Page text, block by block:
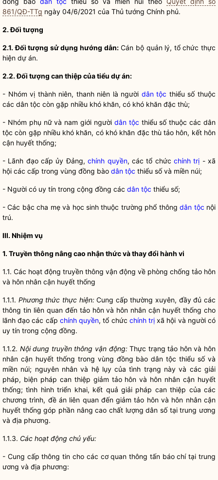
861/QĐ-TTg ngày 04/6/2021 của Thủ tướng Chính phủ.
2. Đối tượng
2.1. Đối tượng sử dụng hướng dẫn:Cán bộ quản lý, tổ chức thực
hiện dự án.
2.2. Đối tượng can thiệp của tiểu dự án:
- Nhóm vị thành niên, thanh niên là người dân tộc thiểu số thuộc
các dân tộc còn gặp nhiều khó khăn, có khó khăn đặc thù;
- Nhóm phụ nữ và nam giới người dân tộc thiểu số thuộc cácdân
tộc còn gặp nhiều khó khăn, có khó khăn đặc thù tảo hôn, kết hôn
cận huyết thống;
- Lãnh đạo cấp ủy Đảng,chính quyền, các tổ chức chính trị - xã
hội các cấp trong vùng đồng bào dân tộc thiểu số và miền núi;
- Người có uy tín trong cộng đồng các dân tộc thiểu số;
- Các bậc cha mẹ và học sinh thuộc trường phổ thôngdân tộc nội
trú.
III. Nhiệm vụ
1. Truyền thông nâng cao nhận thức và thay đổi hành vi
1.1. Các hoạt động truyền thông vận động về phòng chống tảo hôn
và hôn nhân cận huyết thống
1.1.1. Phương thức thực hiện:Cung cấp thường xuyên, đầy đủ các
thông tin liên quan đến tảo hôn và hôn nhân cận huyết thống cho
lãnh đạo các cấp chính quyền, tổ chức chính trịxã hội và người có
uy tín trong cộng đồng.
1.1.2. Nội dung truyền thông vận động:Thực trạng tảo hôn và hôn
nhân cận huyết thống trong vùng đồng bàodân tộc thiểu số và
miền núi; nguyên nhân và hệ lụy của tình trạng này và các giải
pháp, biện pháp can thiệp giảm tảo hôn và hôn nhân cận huyết
thống; tình hình triển khai, kết quả giải pháp can thiệp của các
chương trình, đề án liên quan đến giảm tảo hôn và hôn nhân cận
huyết thống góp phần nâng cao chất lượng dân số tại trung ương
và địa phương.
1.1.3. Các hoạt động chủ yếu:
- Cung cấp thông tin cho các cơ quan thông tấn báo chí tại trung
ương và địa phương: